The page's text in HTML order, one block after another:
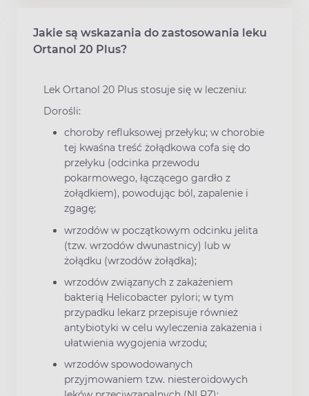
Jakie są wskazania do zastosowania leku
Ortanol 20 Plus?
Lek Ortanol 20 Plus stosuje się w leczeniu:
Dorośli:
choroby refluksowej przełyku; w chorobie
tej kwaśna treść żołądkowa cofa się do
przełyku (odcinka przewodu
pokarmowego, łączącego gardło z
żołądkiem), powodując ból, zapalenie i
zgagę;
wrzodów w początkowym odcinku jelita
(tzw. wrzodów dwunastnicy) lub w
żołądku (wrzodów żołądka);
wrzodów związanych z zakażeniem
bakterią Helicobacter pylori; w tym
przypadku lekarz przepisuje również
antybiotyki w celu wyleczenia zakażenia i
ułatwienia wygojenia wrzodu;
wrzodów spowodowanych
przyjmowaniem tzw. niesteroidowych